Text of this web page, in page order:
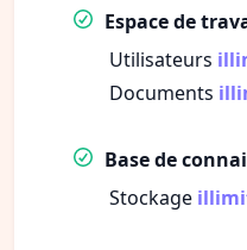
Espace de
Utilisateurs
Documents
Base de
Stockage